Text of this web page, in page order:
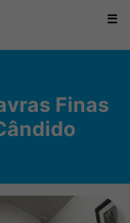
☰
Finas